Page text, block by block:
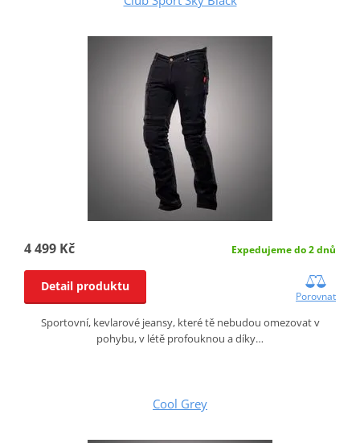
4 499 Kč Expedujeme do 2 dnů
Detail produktu
Porovnat
Sportovní, kevlarové jeansy, které tě nebudou omezovat v
pohybu, v létě profouknou a díky…
Cool Grey